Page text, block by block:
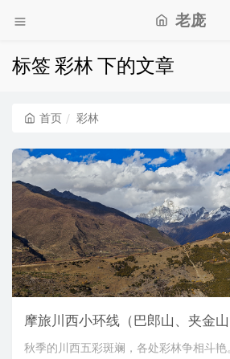
老庞
标签 彩林 下的文章
首页 彩林
摩旅川西小环线（巴郎山、夹金山
秋季的川西五彩斑斓，各处彩林争相斗